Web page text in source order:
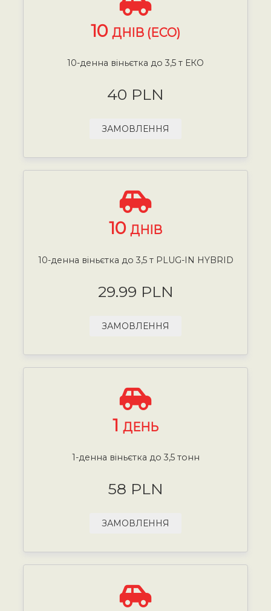
10 ДНІВ (ECO)
10-денна віньєтка до 3,5 т ЕКО
40 PLN
ЗАМОВЛЕННЯ
10 ДНІВ
10-денна віньєтка до 3,5 т PLUG-IN HYBRID
29.99 PLN
ЗАМОВЛЕННЯ
1 ДЕНЬ
1-денна віньєтка до 3,5 тонн
58 PLN
ЗАМОВЛЕННЯ